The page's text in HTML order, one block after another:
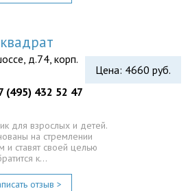
Цена: 4660 руб.
д.74, корп.
(495) 432 52 47
для взрослых и детей.
на стремлении
и ставят своей целью
к…
отзыв >